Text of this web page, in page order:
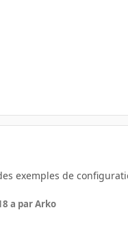
exemples de
a par Arko